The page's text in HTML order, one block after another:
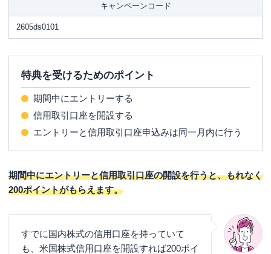
キャンペーンコード
2605ds0101
特典を受けるためのポイント
期間中にエントリーする
信用取引口座を開設する
エントリーと信用取引口座申込みは同一月内に行う
期間中にエントリーと信用取引口座の開設を行うと、もれなく
200ポイントがもらえます。
すでに国内株式の信用口座を持っていて
も、米国株式信用口座を開設すれば200ポイ